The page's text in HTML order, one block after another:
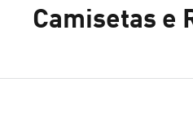
Camisetas e